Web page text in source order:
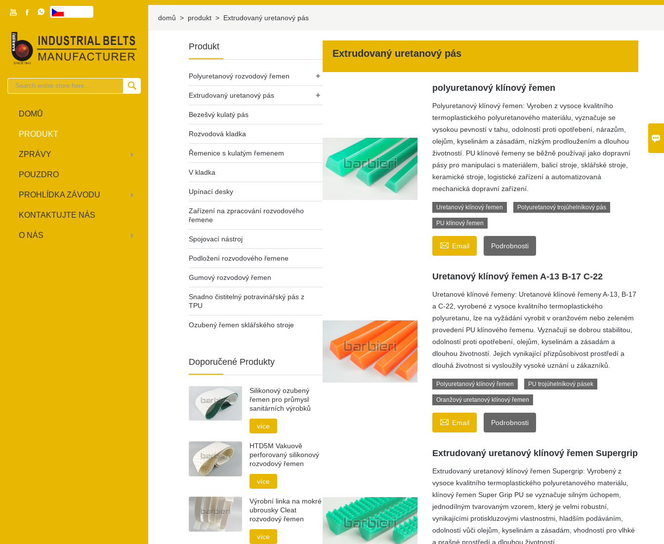

  

DOMŮ
PRODUKT
ZPRÁVY
POUZDRO
PROHLÍDKA ZÁVODU
KONTAKTUJTE NÁS
O NÁS
domů > produkt > Extrudovaný uretanový pás
Extrudovaný uretanový pás
polyuretanový klínový řemen
Polyuretanový klínový řemen: Vyroben z vysoce kvalitního
termoplastického polyuretanového materiálu, vyznačuje se
vysokou pevností v tahu, odolností proti opotřebení, nárazům,
olejům, kyselinám a zásadám, nízkým prodloužením a dlouhou
životností. PU klínové řemeny se běžně používají jako dopravní
pásy pro manipulaci s materiálem, balicí stroje, sklářské stroje,
keramické stroje, logistické zařízení a automatizovaná
mechanická dopravní zařízení.
Uretanový klínový řemen Polyuretanový trojúhelníkový pás
PU klínový řemen
 Email Podrobnosti
Uretanový klínový řemen A-13 B-17 C-22
Uretanové klínové řemeny: Uretanové klínové řemeny A-13, B-17
a C-22, vyrobené z vysoce kvalitního termoplastického
polyuretanu, lze na vyžádání vyrobit v oranžovém nebo zeleném
provedení PU klínového řemenu. Vyznačují se dobrou stabilitou,
odolností proti opotřebení, olejům, kyselinám a zásadám a
dlouhou životností. Jejich vynikající přizpůsobivost prostředí a
dlouhá životnost si vysloužily vysoké uznání u zákazníků.
Polyuretanový klínový řemen PU trojúhelníkový pásek
Oranžový uretanový klínový řemen
 Email Podrobnosti
Extrudovaný uretanový klínový řemen Supergrip
Extrudovaný uretanový klínový řemen Supergrip: Vyrobený z
vysoce kvalitního termoplastického polyuretanového materiálu,
klínový řemen Super Grip PU se vyznačuje silným úchopem,
jednodílným tvarovaným vzorem, který je velmi robustní,
vynikajícími protiskluzovými vlastnostmi, hladším podáváním,
odolností vůči olejům, kyselinám a zásadám, vhodností pro vlhké
a prašné prostředí a dlouhou životností.
Produkt
+
Polyuretanový rozvodový řemen
+
Extrudovaný uretanový pás
Bezešvý kulatý pás
Rozvodová kladka
Řemenice s kulatým řemenem
V kladka
Upínací desky
Zařízení na zpracování rozvodového
řemene
Spojovací nástroj
Podložení rozvodového řemene
Gumový rozvodový řemen
Snadno čistitelný potravinářský pás z
TPU
Ozubený řemen sklářského stroje
Doporučené Produkty
Silikonový ozubený
řemen pro průmysl
sanitárních výrobků
více
HTD5M Vakuově
perforovaný silikonový
rozvodový řemen
více
Výrobní linka na mokré
ubrousky Cleat
rozvodový řemen
více